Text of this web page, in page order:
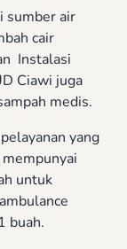
sumber air
cair
Instalasi
Ciawi juga
medis.
yang
untuk
buah.